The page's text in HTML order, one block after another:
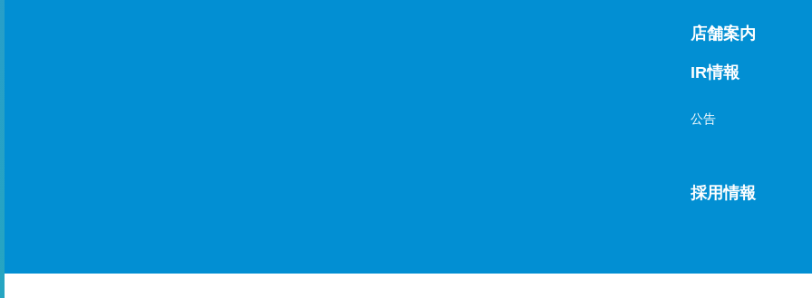
店舗案内
IR情報
公告
採用情報